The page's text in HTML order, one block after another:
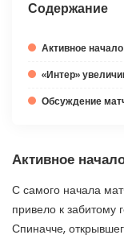
Содержание
Активное
«Интер»
Обсуждение
Активное
С самого начала
привело к забитому
Спиначче,